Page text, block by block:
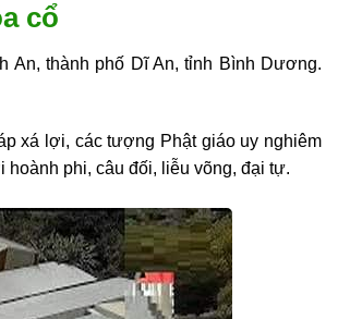
cổ
thành phố Dĩ An, tỉnh Bình Dương.
xá lợi, các tượng Phật giáo uy nghiêm
phi, câu đối, liễu võng, đại tự.